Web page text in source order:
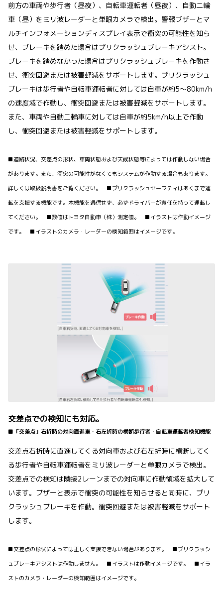
前方の車両や歩行者（昼夜）、自転車運転者（昼夜）、自動二輪
車（昼）をミリ波レーダーと単眼カメラで検出。警報ブザーとマ
ルチインフォメーションディスプレイ表示で衝突の可能性を知ら
せ、ブレーキを踏めた場合はプリクラッシュブレーキアシスト。
ブレーキを踏めなかった場合はプリクラッシュブレーキを作動さ
せ、衝突回避または被害軽減をサポートします。プリクラッシュ
ブレーキは歩行者や自転車運転者に対しては自車が約5〜80km/h
の速度域で作動し、衝突回避または被害軽減をサポートします。
また、車両や自動二輪車に対しては自車が約5km/h以上で作動
し、衝突回避または被害軽減をサポートします。
■道路状況、交差点の形状、車両状態および天候状態等によっては作動しない場合
があります。また、衝突の可能性がなくてもシステムが作動する場合もあります。
詳しくは取扱説明書をご覧ください。 ■プリクラッシュセーフティはあくまで運
転を支援する機能です。本機能を過信せず、必ずドライバーが責任を持って運転し
てください。 ■数値はトヨタ自動車（株）測定値。 ■イラストは作動イメージ
です。 ■イラストのカメラ・レーダーの検知範囲はイメージです。
交差点での検知にも対応。
■「交差点」右折時の対向直進車・右左折時の横断歩行者・自転車運転者検知機能
交差点右折時に直進してくる対向車および右左折時に横断してく
る歩行者や自転車運転者をミリ波レーダーと単眼カメラで検出。
交差点での検知は隣接2レーンまでの対向車に作動領域を拡大して
います。ブザーと表示で衝突の可能性を知らせると同時に、プリ
クラッシュブレーキを作動。衝突回避または被害軽減をサポート
します。
■交差点の形状によっては正しく支援できない場合があります。 ■プリクラッシ
ュブレーキアシストは作動しません。 ■イラストは作動イメージです。 ■イラ
ストのカメラ・レーダーの検知範囲はイメージです。